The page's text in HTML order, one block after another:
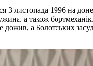
3 листопада 1996 на
а також
а Болотських